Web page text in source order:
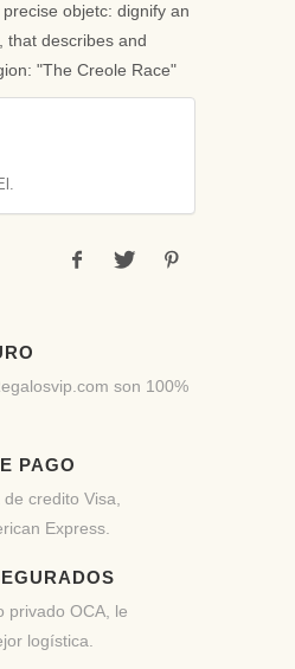
objetc: dignify an
that describes and
"The Creole Race"
son 100%
PAGO
credito Visa,
Express.
privado OCA, le
logística.